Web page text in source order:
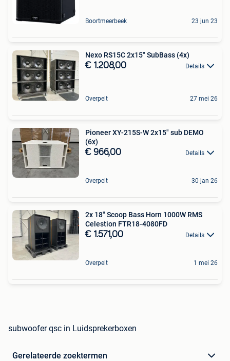
Boortmeerbeek 23 jun 23
Nexo RS15C 2x15" SubBass (4x)
€ 1.208,00 Details
Overpelt 27 mei 26
Pioneer XY-215S-W 2x15" sub DEMO
(6x)
€ 966,00 Details
Overpelt 30 jan 26
2x 18" Scoop Bass Horn 1000W RMS
Celestion FTR18-4080FD
€ 1.571,00 Details
Overpelt 1 mei 26
subwoofer qsc in Luidsprekerboxen
Gerelateerde zoektermen